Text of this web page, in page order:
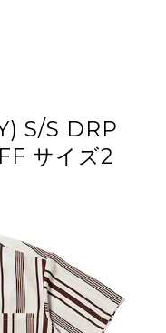
S/S DRP
サイズ2